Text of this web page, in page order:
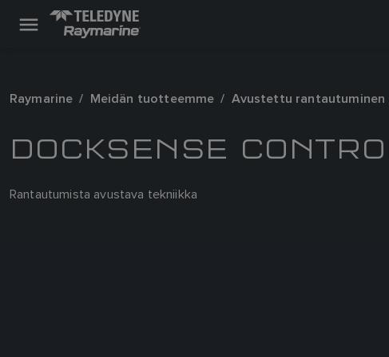
Raymarine Meidän tuotteemme Avustettu rantautuminen
DOCKSENSE
Rantautumista avustava tekniikka